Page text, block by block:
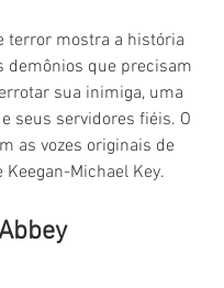
terror mostra a história
demônios que precisam
sua inimiga, uma
seus servidores fiéis. O
as vozes originais de
Keegan-Michael Key.